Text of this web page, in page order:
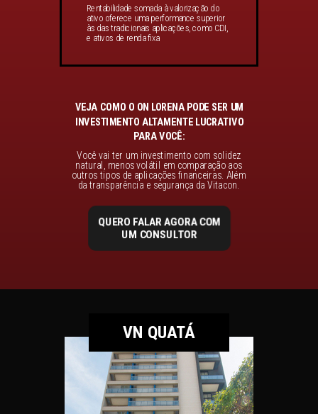
Rentabilidade somada à valorização do
ativo oferece uma performance superior
às das tradicionais aplicações, como CDI,
e ativos de renda fixa
VEJA COMO O ON LORENA PODE SER UM
INVESTIMENTO ALTAMENTE LUCRATIVO
PARA VOCÊ:
Você vai ter um investimento com solidez
natural, menos volátil em comparação aos
outros tipos de aplicações financeiras. Além
da transparência e segurança da Vitacon.
QUERO FALAR AGORA COM
UM CONSULTOR
VN QUATÁ